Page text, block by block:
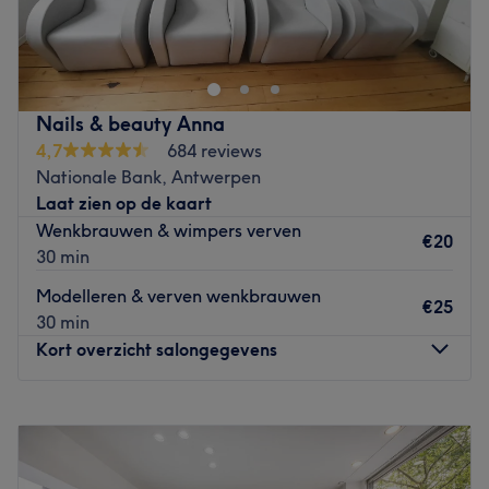
Onze salon bevindt zich op de Plantin en Moretuslei,
centraal gelegen in Antwerpen. We zijn makkelijk
bereikbaar met het openbaar vervoer en er is voldoende
parkeergelegenheid in de buurt. De salon ligt op
wandelafstand van het station Antwerpen-Berchem en
dicht bij verschillende bushaltes en tramhaltes. Dankzij
onze centrale ligging zijn we vlot bereikbaar, zowel
vanuit het centrum van Antwerpen als vanuit de
omliggende gemeenten.
Go to venue
Nails & beauty Anna
4,7
684 reviews
Nationale Bank, Antwerpen
Laat zien op de kaart
Wenkbrauwen & wimpers verven
30 min
€20
Modelleren & verven wenkbrauwen
30 min
€25
Kort overzicht salongegevens
19:00
Gesloten